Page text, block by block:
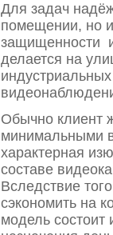
Для задач
помещении, но
защищенности и
делается на
Обычно клиент
минимальными
характерная
составе
Вследствие
сэкономить на
модель